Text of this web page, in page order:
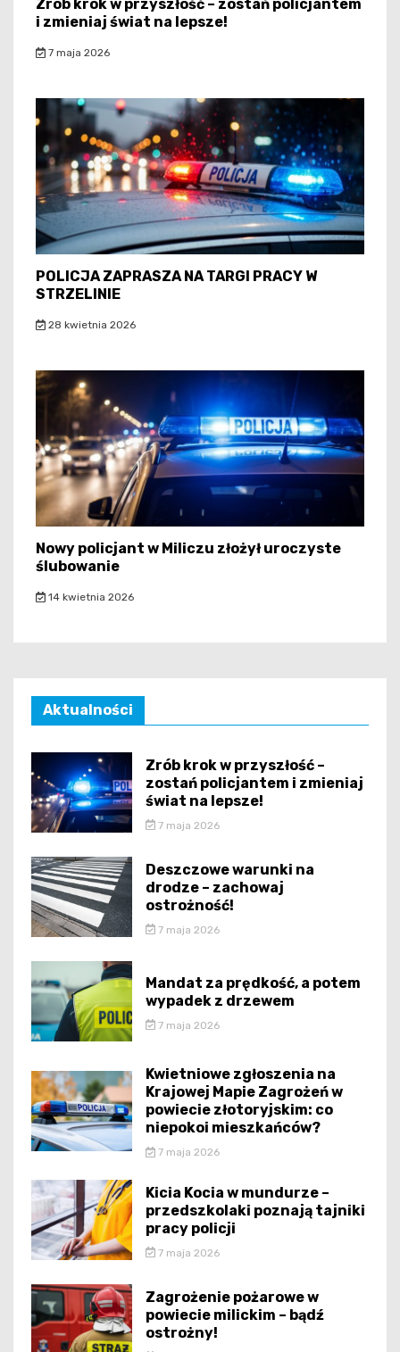
Zrób krok w przyszłość – zostań policjantem
i zmieniaj świat na lepsze!
7 maja 2026
POLICJA ZAPRASZA NA TARGI PRACY W
STRZELINIE
28 kwietnia 2026
Nowy policjant w Miliczu złożył uroczyste
ślubowanie
14 kwietnia 2026
Aktualności
Zrób krok w przyszłość –
zostań policjantem i zmieniaj
świat na lepsze!
7 maja 2026
Deszczowe warunki na
drodze – zachowaj
ostrożność!
7 maja 2026
Mandat za prędkość, a potem
wypadek z drzewem
7 maja 2026
Kwietniowe zgłoszenia na
Krajowej Mapie Zagrożeń w
powiecie złotoryjskim: co
niepokoi mieszkańców?
7 maja 2026
Kicia Kocia w mundurze –
przedszkolaki poznają tajniki
pracy policji
7 maja 2026
Zagrożenie pożarowe w
powiecie milickim – bądź
ostrożny!